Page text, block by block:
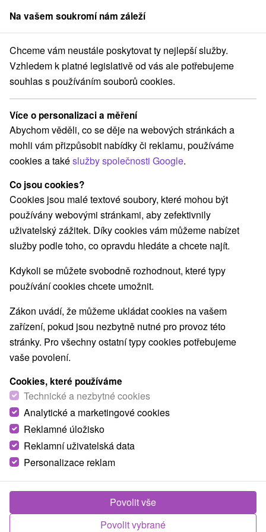
člen skupinySorger
Slovensko Prešovský kraj Ždiar Mountain resort Apartments
Pobyty - Mountain resort
Apartments
Ždiar
Navigovat do místa
O ZAŘÍZENÍ POBYTY RECENZE
Východné Slovensko, Prešovský kraj, Poprad, Ždiar
Zavolejte nám - +421 2 21 02 57 57
TIP
Klidná dovolená v panenské přírodě Belianských
Tater: Apartmány pro náročné hosty
Mountain resort Apartments
Na vašem soukromí nám záleží
Chceme vám neustále poskytovat ty nejlepší služby.
Vzhledem k platné legislativě od vás ale potřebujeme
souhlas s používáním souborů cookies.
Více o personalizaci a měření
Abychom věděli, co se děje na webových stránkách a
mohli vám přizpůsobit nabídky či reklamu, používáme
cookies a takéslužby společnosti Google.
Co jsou cookies?
Cookies jsou malé textové soubory, které mohou být
používány webovými stránkami, aby zefektivnily
uživatelský zážitek. Díky cookies vám můžeme nabízet
služby podle toho, co opravdu hledáte a chcete najít.
Kdykoli se můžete svobodně rozhodnout, které typy
používání cookies chcete umožnit.
Zákon uvádí, že můžeme ukládat cookies na vašem
zařízení, pokud jsou nezbytně nutné pro provoz této
stránky. Pro všechny ostatní typy cookies potřebujeme
vaše povolení.
Cookies, které používáme
Technické a nezbytné cookies
Analytické a marketingové cookies
Reklamné úložisko
Reklamní uživatelská data
Personalizace reklam
Povolit vybrané
Povolit vše